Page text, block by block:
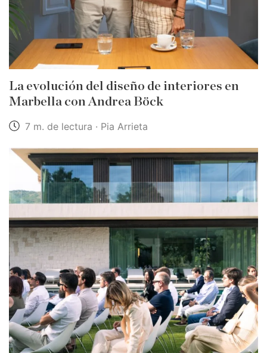
La evolución del diseño de interiores en
Marbella con Andrea Böck
7 m. de lectura · Pia Arrieta